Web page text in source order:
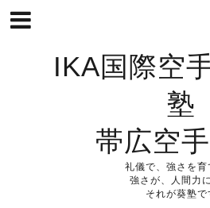
IKA国際空
塾
帯広空
礼儀で、強さを育
強さが、人間力
それが葵塾で